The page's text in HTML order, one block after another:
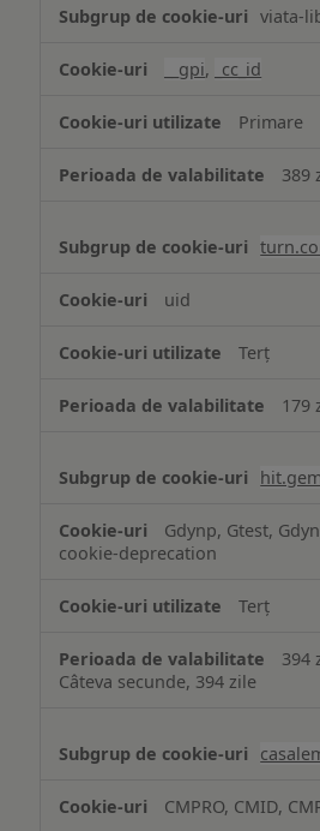
țintită
viata-
__gpi, _cc_id
Primare
389
uid
Terț
179
Gdynp, Gtest,
cookie-deprecation
Terț
394
Câteva secunde, 394 zile
CMPRO, CMID,